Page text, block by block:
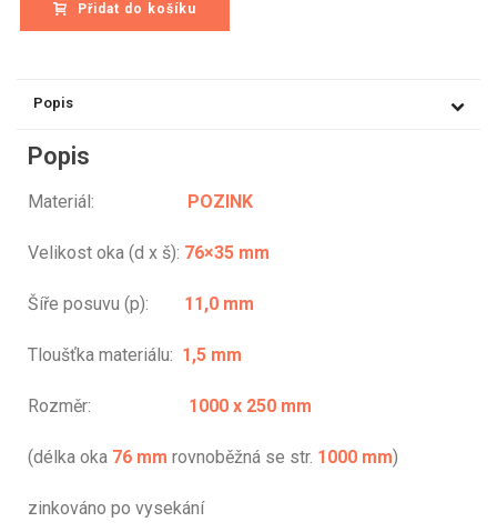
Přidat do košíku
Popis
Popis
Materiál: POZINK
Velikost oka (d x š): 76×35 mm
Šíře posuvu (p): 11,0 mm
Tloušťka materiálu: 1,5 mm
Rozměr: 1000 x 250 mm
(délka oka 76 mm rovnoběžná se str. 1000 mm)
zinkováno po vysekání